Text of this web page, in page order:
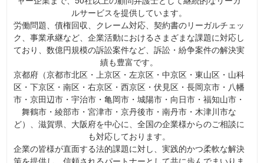
ルサービスを提供しています。
労働問題、債権回収、クレーム対応、契約書のリーガルチェッ
ク、事業承継など、企業活動におけるさまざまな課題に対応し
ており、数億円規模の訴訟案件など、訴訟・紛争案件の解決実
績も豊富です。
京都府（京都市北区・上京区・左京区・中京区・東山区・山科
区・下京区・南区・右京区・西京区・伏見区・長岡京市・八幡
市・京田辺市・宇治市・亀岡市・城陽市・向日市・福知山市・
舞鶴市・綾部市・宮津市・京丹後市・南丹市・木津川市な
ど）、滋賀県、大阪府を中心に、全国の企業様からのご相談に
も対応しております。
企業の皆様が直面する法的課題に対し、実践的かつ柔軟な解決